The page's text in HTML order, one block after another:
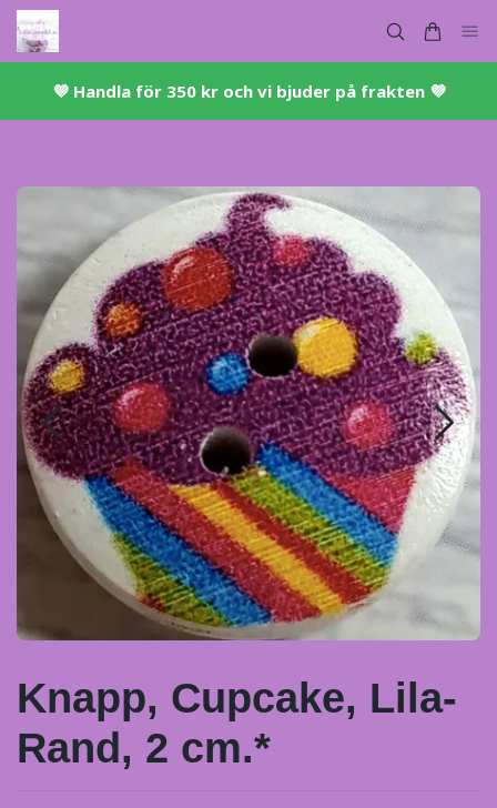
💜 ​Handla för 350 kr och vi bjuder på frakten 💜​
Knapp, Cupcake, Lila-
Rand, 2 cm.*